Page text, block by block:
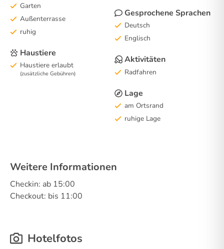
Garten
Außenterrasse
ruhig
Haustiere
Haustiere erlaubt
(zusätzliche Gebühren)
Gesprochene Sprachen
Deutsch
Englisch
Aktivitäten
Radfahren
Lage
am Ortsrand
ruhige Lage
Weitere Informationen
Checkin: ab 15:00
Checkout: bis 11:00
Hotelfotos